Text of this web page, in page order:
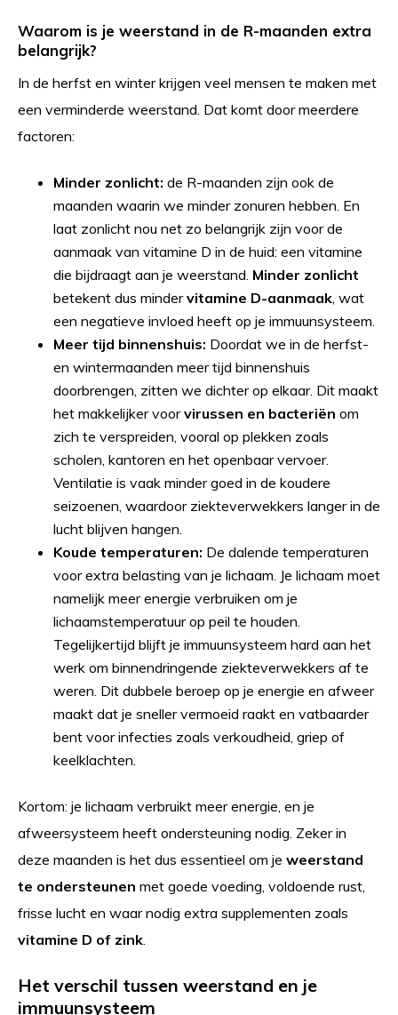
Waarom is je weerstand in de R-maanden extra
belangrijk?
In de herfst en winter krijgen veel mensen te maken met
een verminderde weerstand. Dat komt door meerdere
factoren:
Minder zonlicht: de R-maanden zijn ook de
maanden waarin we minder zonuren hebben. En
laat zonlicht nou net zo belangrijk zijn voor de
aanmaak van vitamine D in de huid: een vitamine
die bijdraagt aan je weerstand. Minder zonlicht
betekent dus mindervitamine D-aanmaak , wat
een negatieve invloed heeft op je immuunsysteem.
Meer tijd binnenshuis: Doordat we in de herfst-
en wintermaanden meer tijd binnenshuis
doorbrengen, zitten we dichter op elkaar. Dit maakt
het makkelijker voorvirussen en bacteriën om
zich te verspreiden, vooral op plekken zoals
scholen, kantoren en het openbaar vervoer.
Ventilatie is vaak minder goed in de koudere
seizoenen, waardoor ziekteverwekkers langer in de
lucht blijven hangen.
Koude temperaturen: De dalende temperaturen
voor extra belasting van je lichaam. Je lichaam moet
namelijk meer energie verbruiken om je
lichaamstemperatuur op peil te houden.
Tegelijkertijd blijft je immuunsysteem hard aan het
werk om binnendringende ziekteverwekkers af te
weren. Dit dubbele beroep op je energie en afweer
maakt dat je sneller vermoeid raakt en vatbaarder
bent voor infecties zoals verkoudheid, griep of
keelklachten.
Kortom: je lichaam verbruikt meer energie, en je
afweersysteem heeft ondersteuning nodig. Zeker in
deze maanden is het dus essentieel om je weerstand
te ondersteunen met goede voeding, voldoende rust,
frisse lucht en waar nodig extra supplementen zoals
vitamine D of zink
Het verschil tussen weerstand en je
immuunsysteem